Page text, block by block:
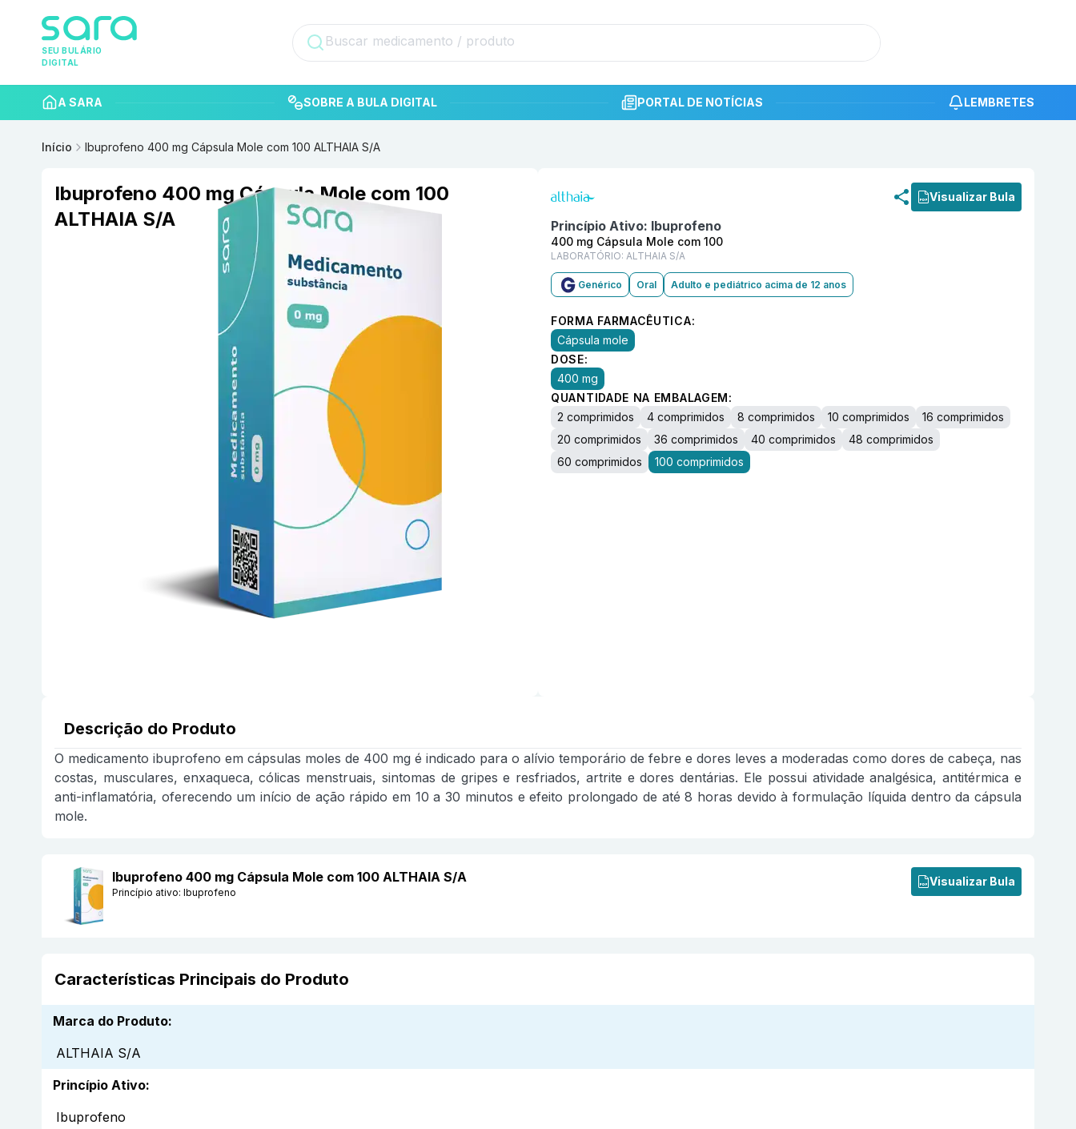
SEU BULÁRIO
DIGITAL
A SARA SOBRE A BULA DIGITAL PORTAL DE NOTÍCIAS LEMBRETES
Início Ibuprofeno 400 mg Cápsula Mole com 100 ALTHAIA S/A
Ibuprofeno 400 mg Cápsula Mole com 100
ALTHAIA S/A
Visualizar Bula
Princípio Ativo: Ibuprofeno
400 mg Cápsula Mole com 100
LABORATÓRIO: ALTHAIA S/A
Genérico Oral Adulto e pediátrico acima de 12 anos
FORMA FARMACÊUTICA:
Cápsula mole
DOSE:
400 mg
QUANTIDADE NA EMBALAGEM:
2 comprimidos
4 comprimidos 8 comprimidos 10 comprimidos
16 comprimidos
20 comprimidos
36 comprimidos 40 comprimidos
48 comprimidos
60 comprimidos
100 comprimidos
Descrição do Produto
O medicamento ibuprofeno em cápsulas moles de 400 mg é indicado para o alívio temporário de febre e dores leves a moderadas como dores de cabeça, nas
costas, musculares, enxaqueca, cólicas menstruais, sintomas de gripes e resfriados, artrite e dores dentárias. Ele possui atividade analgésica, antitérmica e
anti-inflamatória, oferecendo um início de ação rápido em 10 a 30 minutos e efeito prolongado de até 8 horas devido à formulação líquida dentro da cápsula
mole.
Ibuprofeno 400 mg Cápsula Mole com 100 ALTHAIA S/A
Princípio ativo: Ibuprofeno
Visualizar Bula
Características Principais do Produto
Marca do Produto:
ALTHAIA S/A
Princípio Ativo:
Ibuprofeno